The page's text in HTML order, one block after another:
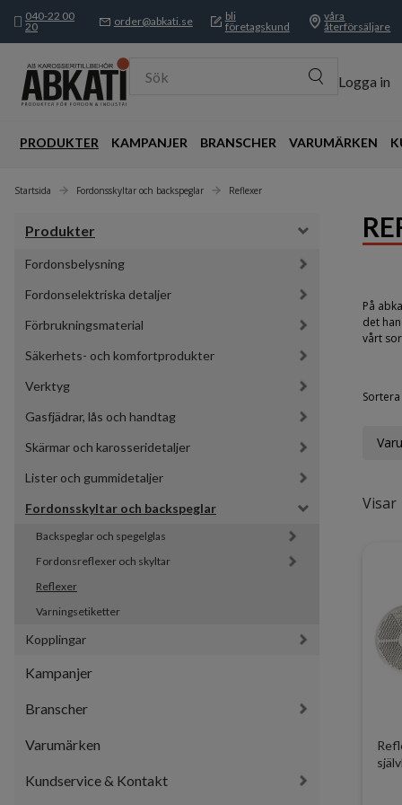
040-22 00
20
order@abkati.se
bli
företagskund
våra
återförsäljare
Sök Logga in
PRODUKTER KAMPANJER BRANSCHER VARUMÄRKEN
Startsida Fordonsskyltar och backspeglar Reflexer
Produkter
Fordonsbelysning
Fordonselektriska detaljer
Förbrukningsmaterial
Säkerhets- och komfortprodukter
Verktyg
Gasfjädrar, lås och handtag
Skärmar och karosseridetaljer
Lister och gummidetaljer
Fordonsskyltar och backspeglar
Backspeglar och spegelglas
Fordonsreflexer och skyltar
Reflexer
Varningsetiketter
Kopplingar
Kampanjer
Branscher
Varumärken
Kundservice & Kontakt
På
det
vårt
Visar